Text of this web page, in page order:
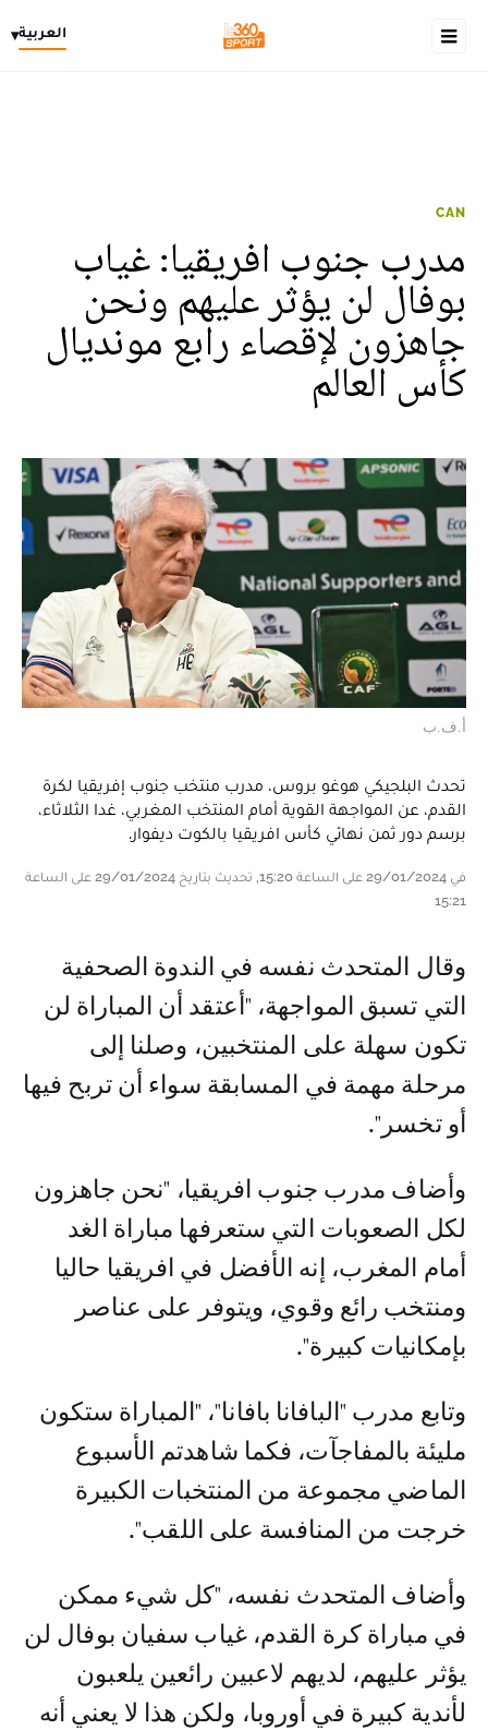
العربية▾
CAN
مدرب جنوب افريقيا: غياب
بوفال لن يؤثر عليهم ونحن
جاهزون لإقصاء رابع مونديال
كأس العالم
أ.ف.ب
تحدث البلجيكي هوغو بروس، مدرب منتخب جنوب إفريقيا لكرة
القدم، عن المواجهة القوية أمام المنتخب المغربي، غدا الثلاثاء،
برسم دور ثمن نهائي كأس افريقيا بالكوت ديفوار.
في 29/01/2024 على الساعة 15:20, تحديث بتاريخ 29/01/2024 على الساعة
15:21
وقال المتحدث نفسه في الندوة الصحفية
التي تسبق المواجهة، "أعتقد أن المباراة لن
تكون سهلة على المنتخبين، وصلنا إلى
مرحلة مهمة في المسابقة سواء أن تربح فيها
أو تخسر".
وأضاف مدرب جنوب افريقيا، "نحن جاهزون
لكل الصعوبات التي ستعرفها مباراة الغد
أمام المغرب، إنه الأفضل في افريقيا حاليا
ومنتخب رائع وقوي، ويتوفر على عناصر
بإمكانيات كبيرة".
وتابع مدرب "البافانا بافانا"، "المباراة ستكون
مليئة بالمفاجآت، فكما شاهدتم الأسبوع
الماضي مجموعة من المنتخبات الكبيرة
خرجت من المنافسة على اللقب".
وأضاف المتحدث نفسه، "كل شيء ممكن
في مباراة كرة القدم، غياب سفيان بوفال لن
يؤثر عليهم، لديهم لاعبين رائعين يلعبون
لأندية كبيرة في أوروبا، ولكن هذا لا يعني أنه